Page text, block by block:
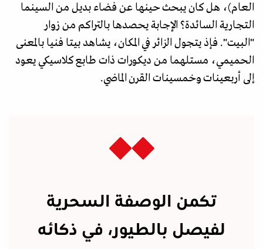
العام)، هل كان يبحث حينها عن فضاء بديل من السينما
التجارية السائدة؟ الإجابة يحصدها بالتراكم من زوار
"البيت". فإذ يتجول الزائر في المكان، يشاهد بيتا فنيا بالمعنى
الحميمي، مستلهما من ديكورات ذات طابع كلاسيكي يعود
إلى أربعينات وخمسينات القرن الماضي.
تكمن الوصفة السحرية
لفيصل بالطيور، في ذكائه